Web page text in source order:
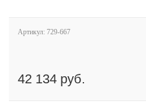
Артикул: 729-667
42 134 руб.